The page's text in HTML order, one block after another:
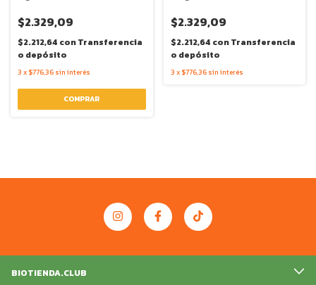
$2.329,09
$2.212,64 conTransferencia
o depósito
3 x $776,36 sin interés
$2.329,09
$2.212,64 conTransferencia
o depósito
3 x $776,36 sin interés
BIOTIENDA.CLUB